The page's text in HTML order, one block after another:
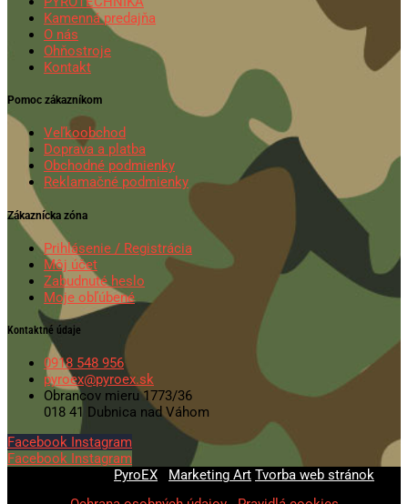
Kamenná predajňa
O nás
Ohňostroje
Kontakt
Pomoc zákazníkom
Veľkoobchod
Doprava a platba
Obchodné podmienky
Reklamačné podmienky
Zákaznícka zóna
Prihlásenie / Registrácia
Môj účet
Zabudnuté heslo
Moje obľúbené
Kontaktné údaje
0918 548 956
pyroex@pyroex.sk
Obrancov mieru 1773/36
018 41 Dubnica nad Váhom
Facebook Instagram
Facebook Instagram
PyroEX Marketing Art Tvorba web stránok